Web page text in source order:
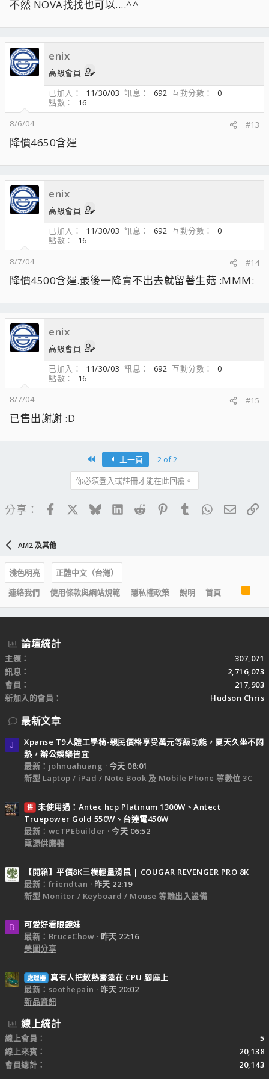
不然 NOVA找找也可以....^^
enix
高級會員
已加入
11/30/03 訊息 692 互動分數
0
點數
16
8/6/04
#13
降價4650含運
enix
高級會員
已加入
11/30/03 訊息 692 互動分數
0
點數
16
8/7/04
#14
降價4500含運.最後一降賣不出去就留著生菇 :MMM:
enix
高級會員
已加入
11/30/03 訊息 692 互動分數
0
點數
16
8/7/04
#15
已售出謝謝 :D
上一頁
2 of 2
你必須登入或註冊才能在此回覆。
分享： FacebookBlueskyLinkedIn
Reddit PinterestTumblrWhatsApp
電子
AM2 及其他
淺色明亮
正體中文（台灣）
連絡我們
使用條款與網站規範 隱私權政策 說明 首頁
R
S
S
論壇統計
主題
307,071
訊息
2,716,073
會員
217,903
新加入的會員
Hudson Chris
最新文章
J
Xpanse T9人體工學椅-親民價格享受萬元等級功能，夏天久坐不悶
熱，辦公娛樂皆宜
最新：johnuahuang
今天 08:01
新型 Laptop / iPad / Note Book 及 Mobile Phone 等數位 3C
售 未使用過：Antec hcp Platinum 1300W、Antect
Truepower Gold 550W、台達電450W
最新：wcTPEbuilder
今天 06:52
電源供應器
【開箱】平價8K三模輕量滑鼠 | COUGAR REVENGER PRO 8K
最新：friendtan
昨天 22:19
新型 Monitor / Keyboard / Mouse 等輸出入設備
B
可愛好看眼鏡妹
最新：BruceChow
昨天 22:16
美圖分享
處理器 真有人把散熱膏塗在 CPU 腳座上
最新：soothepain
昨天 20:02
新品資訊
線上統計
線上會員
5
線上來賓
20,138
會員總計
20,143